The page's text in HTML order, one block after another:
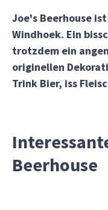
Joe's Beerhouse
Windhoek. Ein
trotzdem ein
originellen
Trink Bier, iss
Beerhouse